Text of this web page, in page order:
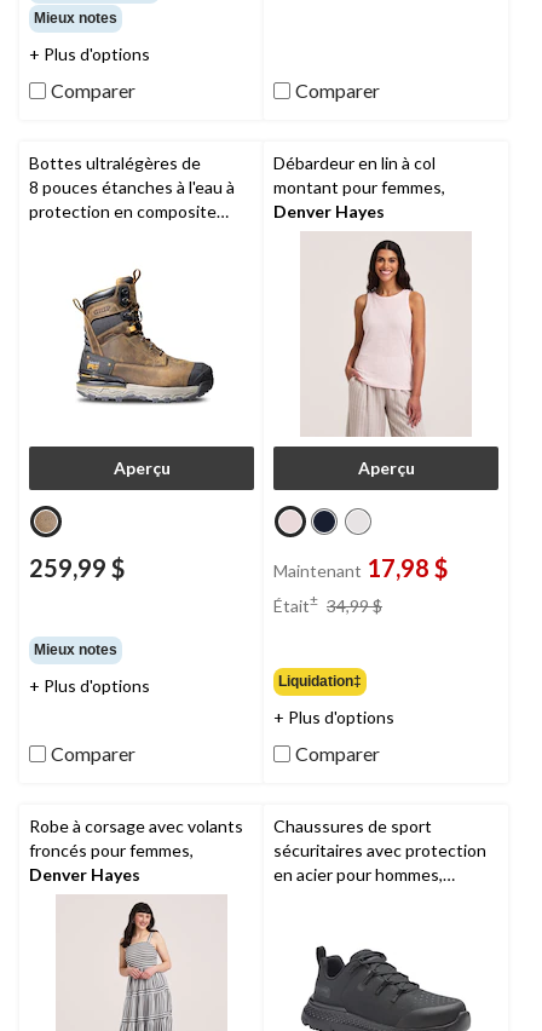
Mieux notes
+ Plus d'options
Comparer Comparer
Bottes ultralégères de
8 pouces étanches à l'eau à
protection en composite
Aperçu
259,99 $
Mieux notes
+ Plus d'options
Comparer
Débardeur en lin à col
montant pour femmes,
Denver Hayes
Aperçu
Maintenant 17,98 $
Était± 34,99 $
Liquidation‡
+ Plus d'options
Comparer
Robe à corsage avec volants
froncés pour femmes,
Denver Hayes
Chaussures de sport
sécuritaires avec protection
en acier pour hommes,